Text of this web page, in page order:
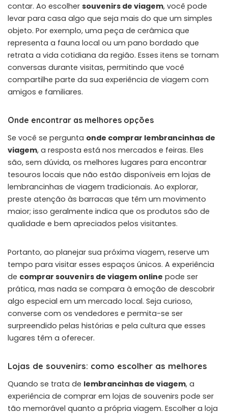
contar. Ao escolher souvenirs de viagem, você pode
levar para casa algo que seja mais do que um simples
objeto. Por exemplo, uma peça de cerâmica que
representa a fauna local ou um pano bordado que
retrata a vida cotidiana da região. Esses itens se tornam
conversas durante visitas, permitindo que você
compartilhe parte da sua experiência de viagem com
amigos e familiares.
Onde encontrar as melhores opções
Se você se pergunta onde comprar lembrancinhas de
viagem, a resposta está nos mercados e feiras. Eles
são, sem dúvida, os melhores lugares para encontrar
tesouros locais que não estão disponíveis em lojas de
lembrancinhas de viagem tradicionais. Ao explorar,
preste atenção às barracas que têm um movimento
maior; isso geralmente indica que os produtos são de
qualidade e bem apreciados pelos visitantes.
Portanto, ao planejar sua próxima viagem, reserve um
tempo para visitar esses espaços únicos. A experiência
de comprar souvenirs de viagem online pode ser
prática, mas nada se compara à emoção de descobrir
algo especial em um mercado local. Seja curioso,
converse com os vendedores e permita-se ser
surpreendido pelas histórias e pela cultura que esses
lugares têm a oferecer.
Lojas de souvenirs: como escolher as melhores
Quando se trata de lembrancinhas de viagem, a
experiência de comprar em lojas de souvenirs pode ser
tão memorável quanto a própria viagem. Escolher a loja